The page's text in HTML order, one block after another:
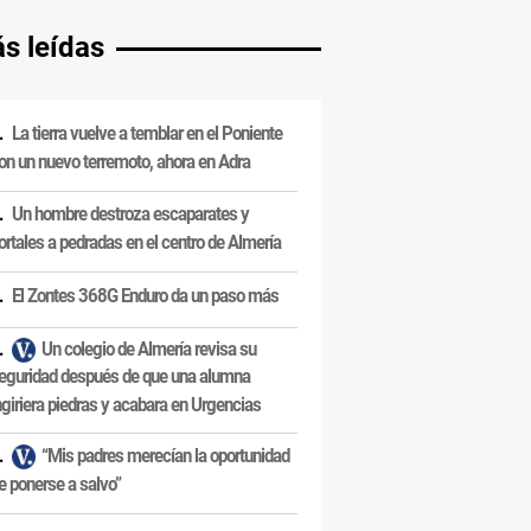
leídas
La tierra vuelve a temblar en el Poniente
un nuevo terremoto, ahora en Adra
Un hombre destroza escaparates y
a pedradas en el centro de Almería
El Zontes 368G Enduro da un paso más
Un colegio de Almería revisa su
después de que una alumna
piedras y acabara en Urgencias
“Mis padres merecían la oportunidad
ponerse a salvo”